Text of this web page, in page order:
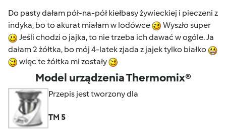
Do pasty dałam pół-na-pół kiełbasy żywieckiej i pieczeni z
indyka, bo to akurat miałam w lodówce
Wyszło super
Jeśli chodzi o jajka, to nie trzeba ich dawać w ogóle. Ja
dałam 2 żółtka, bo mój 4-latek zjada z jajek tylko białko
więc te żółtka mi zostały
Model urządzenia Thermomix®
Przepis jest tworzony dla
TM 5